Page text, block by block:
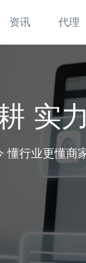
资讯 代理
实
懂行业更懂商